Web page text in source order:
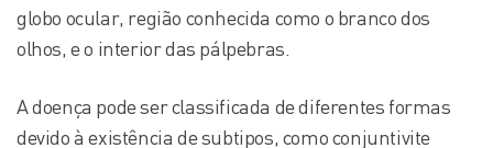
globo ocular, região conhecida como o branco dos
olhos, e o interior das pálpebras.
A doença pode ser classificada de diferentes formas
devido à existência de subtipos, como conjuntivite